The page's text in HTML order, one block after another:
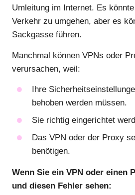
Umleitung im Internet. Es
Verkehr zu umgehen, aber es
Sackgasse führen.
Manchmal können VPNs oder
verursachen, weil:
Ihre
behoben werden müssen.
Sie richtig eingerichtet
Das VPN oder der Proxy
benötigen.
Wenn Sie ein VPN oder einen
und diesen Fehler sehen: